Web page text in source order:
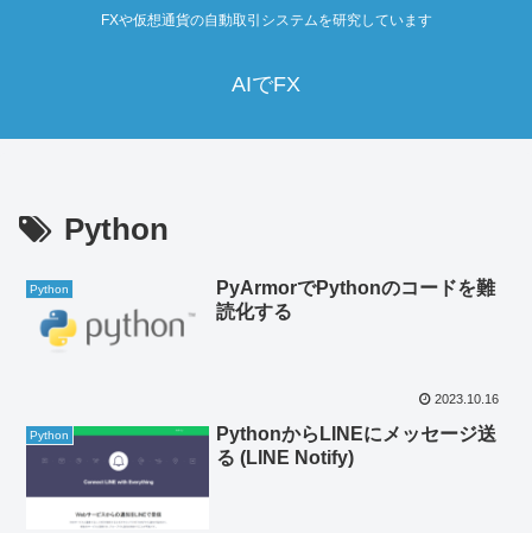
FXや仮想通貨の自動取引システムを研究しています
AIでFX
Python
Python
PyArmorでPythonのコードを難
読化する
2023.10.16
Python
PythonからLINEにメッセージ送
る (LINE Notify)